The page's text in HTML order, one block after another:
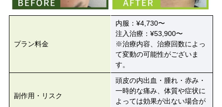
プラン料金
内服：¥4,730〜
注入治療：¥53,900〜
※治療内容、治療回数によっ
て変動の可能性がございま
す。
副作用・リスク
頭皮の内出血・腫れ・赤み・
一時的な痛み、体質や症状に
よっては効果が出ない場合が